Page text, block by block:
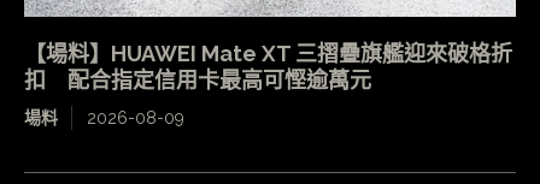
【場料】HUAWEI Mate XT 三摺疊旗艦迎來破格折
扣 配合指定信用卡最高可慳逾萬元
場料 2026-08-09